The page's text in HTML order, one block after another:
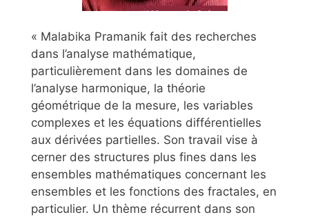
« Malabika Pramanik fait des recherches
dans l’analyse mathématique,
particulièrement dans les domaines de
l’analyse harmonique, la théorie
géométrique de la mesure, les variables
complexes et les équations différentielles
aux dérivées partielles. Son travail vise à
cerner des structures plus fines dans les
ensembles mathématiques concernant les
ensembles et les fonctions des fractales, en
particulier. Un thème récurrent dans son